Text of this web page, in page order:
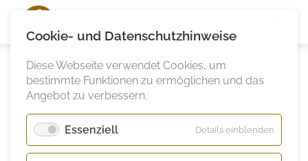
Cookie- und Datenschutzhinweise
Diese Webseite verwendet Cookies, um
bestimmte Funktionen zu ermöglichen und das
Angebot zu verbessern.
Essenziell Details einblenden